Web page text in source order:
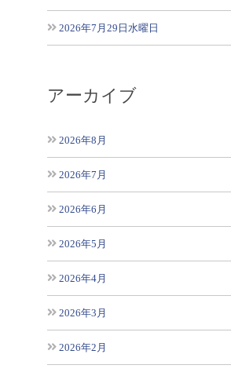
2026年7月29日水曜日
アーカイブ
2026年8月
2026年7月
2026年6月
2026年5月
2026年4月
2026年3月
2026年2月